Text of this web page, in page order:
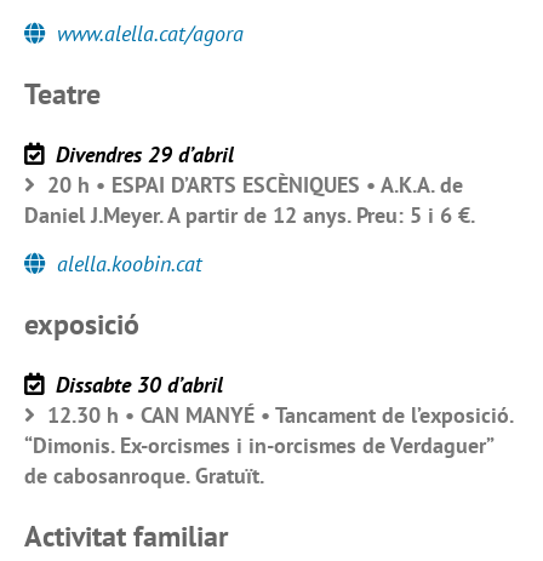
www.alella.cat/agora
Teatre
Divendres 29 d’abril
20 h • ESPAI D’ARTS ESCÈNIQUES • A.K.A. de
Daniel J.Meyer. A partir de 12 anys. Preu: 5 i 6 €.
alella.koobin.cat
exposició
Dissabte 30 d’abril
12.30 h • CAN MANYÉ • Tancament de l’exposició.
“Dimonis. Ex-orcismes i in-orcismes de Verdaguer”
de cabosanroque. Gratuït.
Activitat familiar